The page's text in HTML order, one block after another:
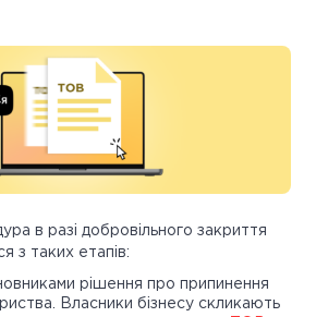
в разі добровільного закриття
з таких етапів:
рішення про припинення
Власники бізнесу скликають